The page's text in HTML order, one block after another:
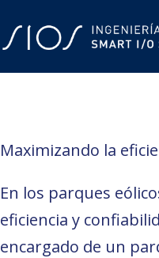
Maximizando la
En los parques
eficiencia y
encargado de un